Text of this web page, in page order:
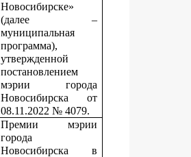
Новосибирске»
(далее –
муниципальная
программа),
утвержденной
постановлением
мэрии города
Новосибирска от
08.11.2022 № 4079.
Премии мэрии
города
Новосибирска в